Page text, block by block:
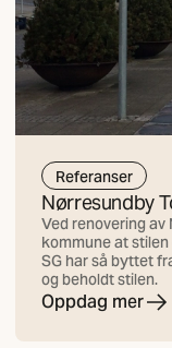
Referanser
Nørresundby
Ved renovering
kommune at
SG har så byttet
og beholdt stilen.
Oppdag mer